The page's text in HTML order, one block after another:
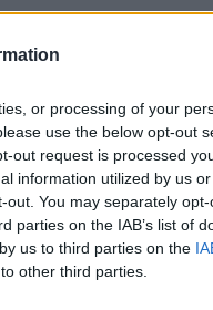
or processing of your
use the below opt-out
out request is processed
information utilized by us
You may separately
parties on the IAB’s list of
us to third parties on the
other third parties.
Abbiamo
della
farmaci
a un
cure
veterani
la prima